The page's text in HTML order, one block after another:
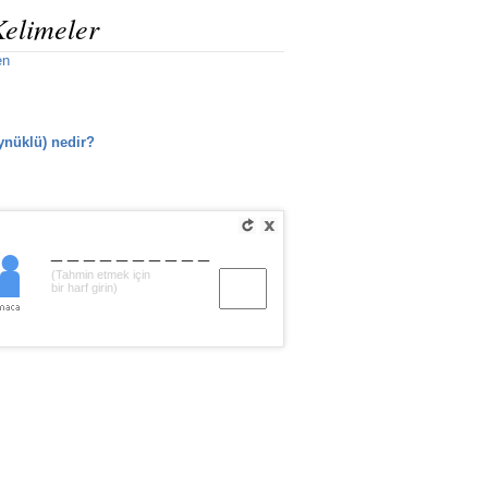
nedir?
(Tahmin etmek için
bir harf girin)